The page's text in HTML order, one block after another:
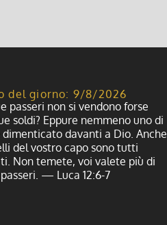
del giorno: 9/8/2026
passeri non si vendono forse
soldi? Eppure nemmeno uno di
dimenticato davanti a Dio. Anche
del vostro capo sono tutti
Non temete, voi valete più di
— Luca 12:6-7